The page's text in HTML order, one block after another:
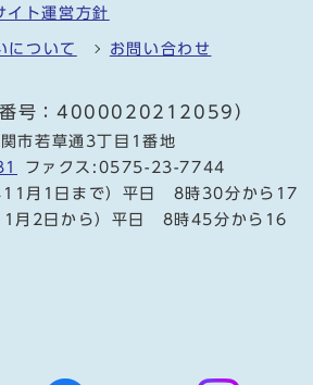
イト運営方針
について お問い合わせ
番号：4000020212059）
市若草通3丁目1番地
ファクス:0575-23-7744
11月1日まで）平日 8時30分から17
月2日から）平日 8時45分から16